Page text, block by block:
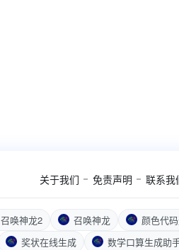
关于我们 免责声明 联系我
召唤神龙2 召唤神龙 颜色代
奖状在线生成 数学口算生成助